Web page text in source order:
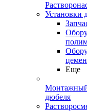
Установки
Еще
Монтажный
дюбеля